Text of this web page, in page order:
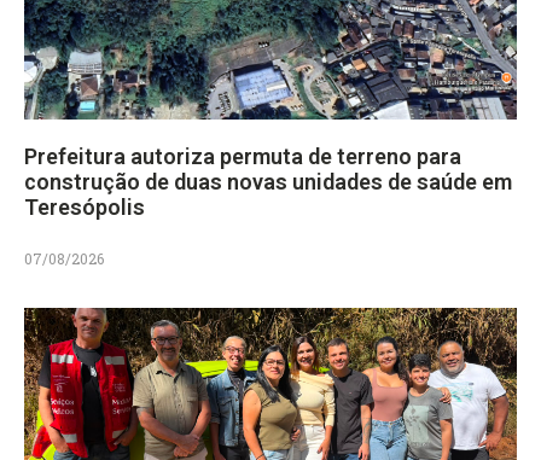
Prefeitura autoriza permuta de terreno para
construção de duas novas unidades de saúde em
Teresópolis
07/08/2026